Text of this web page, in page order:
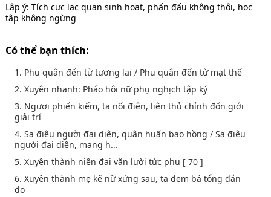
Lập ý: Tích cực lạc quan sinh hoạt, phấn đấu không thôi, học
tập không ngừng
Có thể bạn thích:
1. Phu quân đến từ tương lai / Phu quân đến từ mạt thế
2. Xuyên nhanh: Pháo hôi nữ phụ nghịch tập ký
3. Ngươi phiến kiếm, ta nổi điên, liên thủ chỉnh đốn giới
giải trí
4. Sa điêu người đại diện, quân huấn bạo hồng / Sa điêu
người đại diện, mang h...
5. Xuyên thành niên đại văn lười tức phụ [ 70 ]
6. Xuyên thành mẹ kế nữ xứng sau, ta đem bá tổng đắn
đo